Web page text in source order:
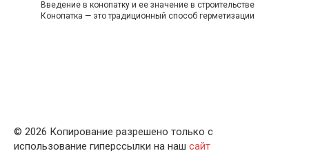
Введение в конопатку и ее значение в строительстве
Конопатка — это традиционный способ герметизации
© 2026 Копирование разрешено только с
использование гиперссылки на наш сайт